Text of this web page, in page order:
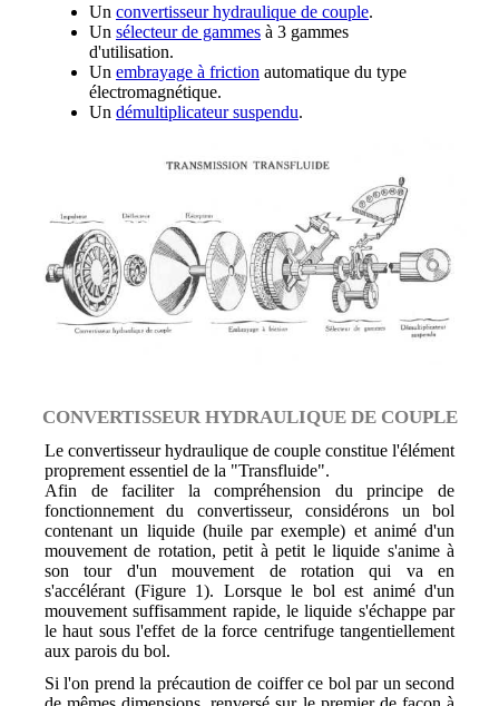
Un convertisseur hydraulique de couple.
Un sélecteur de gammes à 3 gammes
d'utilisation.
Un embrayage à friction automatique du type
électromagnétique.
Un démultiplicateur suspendu.
CONVERTISSEUR HYDRAULIQUE DE COUPLE
Le convertisseur hydraulique de couple constitue l'élément
proprement essentiel de la "Transfluide".
Afin de faciliter la compréhension du principe de
fonctionnement du convertisseur, considérons un bol
contenant un liquide (huile par exemple) et animé d'un
mouvement de rotation, petit à petit le liquide s'anime à
son tour d'un mouvement de rotation qui va en
s'accélérant (Figure 1). Lorsque le bol est animé d'un
mouvement suffisamment rapide, le liquide s'échappe par
le haut sous l'effet de la force centrifuge tangentiellement
aux parois du bol.
Si l'on prend la précaution de coiffer ce bol par un second